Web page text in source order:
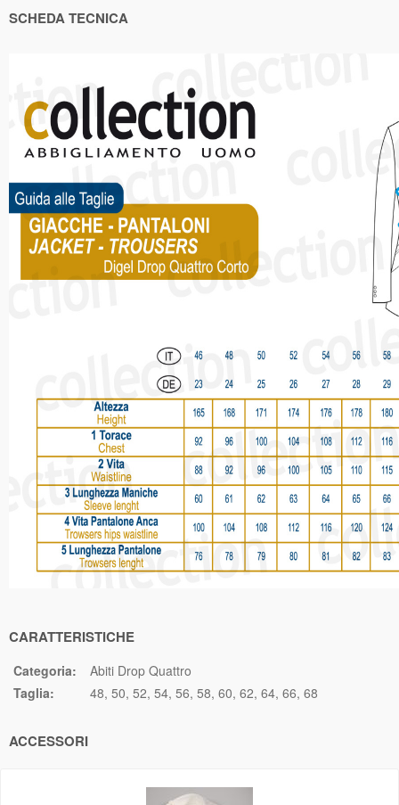
SCHEDA TECNICA
CARATTERISTICHE
Categoria:
Abiti Drop Quattro
Taglia:
48 50 52 54 56 58 60 62 64 66 68
ACCESSORI